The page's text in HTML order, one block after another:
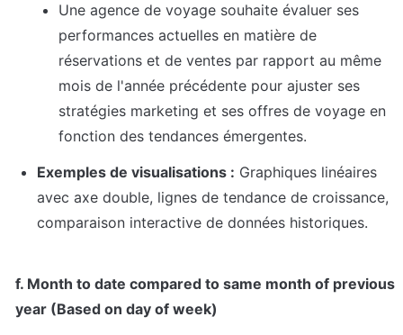
Une agence de voyage souhaite évaluer ses
performances actuelles en matière de
réservations et de ventes par rapport au même
mois de l'année précédente pour ajuster ses
stratégies marketing et ses offres de voyage en
fonction des tendances émergentes.
Exemples de visualisations : Graphiques linéaires
avec axe double, lignes de tendance de croissance,
comparaison interactive de données historiques.
f. Month to date compared to same month of previous
year (Based on day of week)